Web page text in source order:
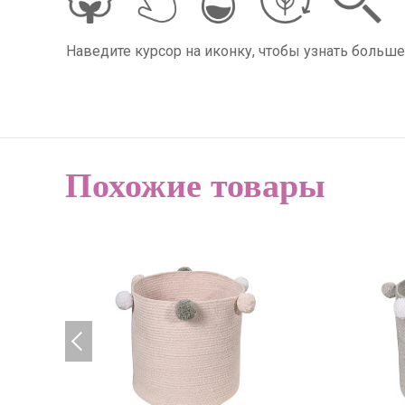
Наведите курсор на иконку, чтобы узнать
Похожие товары